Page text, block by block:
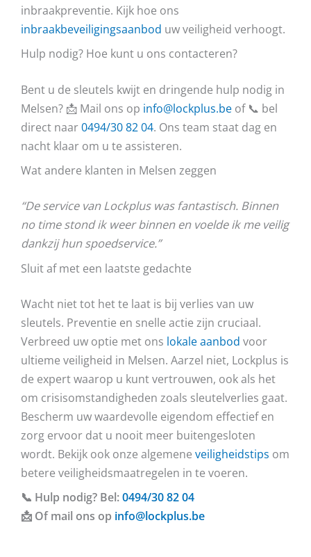
inbraakpreventie. Kijk hoe ons
inbraakbeveiligingsaanbod uw veiligheid verhoogt.
Hulp nodig? Hoe kunt u ons contacteren?
Bent u de sleutels kwijt en dringende hulp nodig in
Melsen? 📩 Mail ons op info@lockplus.be of 📞 bel
direct naar0494/30 82 04. Ons team staat dag en
nacht klaar om u te assisteren.
Wat andere klanten in Melsen zeggen
“De service van Lockplus was fantastisch. Binnen
no time stond ik weer binnen en voelde ik me veilig
dankzij hun spoedservice.”
Sluit af met een laatste gedachte
Wacht niet tot het te laat is bij verlies van uw
sleutels. Preventie en snelle actie zijn cruciaal.
Verbreed uw optie met ons lokale aanbod voor
ultieme veiligheid in Melsen. Aarzel niet, Lockplus is
de expert waarop u kunt vertrouwen, ook als het
om crisisomstandigheden zoals sleutelverlies gaat.
Bescherm uw waardevolle eigendom effectief en
zorg ervoor dat u nooit meer buitengesloten
wordt. Bekijk ook onze algemene veiligheidstips om
betere veiligheidsmaatregelen in te voeren.
📞 Hulp nodig? Bel:0494/30 82 04
📩 Of mail ons op info@lockplus.be